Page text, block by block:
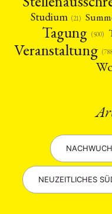
Studium (21)
Tagung (500)
Veranstaltung
NEUZEITLICHES